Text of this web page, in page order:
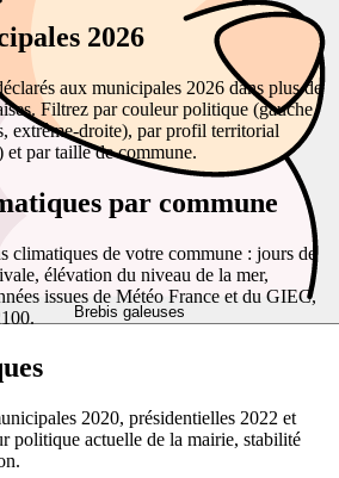
Brebis galeuses
2026
aux municipales 2026 dans plus de
Filtrez par couleur politique (gauche,
extrême-droite), par profil territorial
par taille de commune.
par commune
climatiques de votre commune : jours de
élévation du niveau de la mer,
issues de Météo France et du GIEC,
2020, présidentielles 2022 et
politique actuelle de la mairie, stabilité